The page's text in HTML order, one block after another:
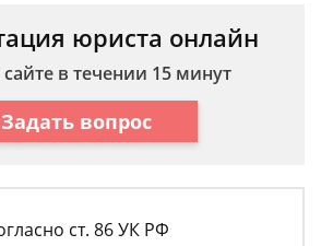
юриста онлайн
в течении 15 минут
Задать вопрос
ст. 86 УК РФ